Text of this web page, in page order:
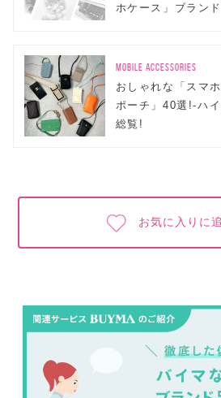
ホケース」ブラン
MOBILE ACCESSORIES
おしゃれな「スマ
ポーチ」40選!-ハ
総覧!
お気に入りに